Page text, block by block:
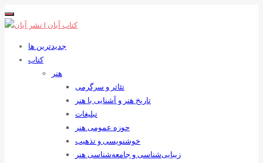
جدیدترین ها
کتاب
هنر
تئاتر و سرگرمی
تاریخ هنر و آشنایی با هنر
تبلیغات
حوزه عمومی هنر
خوشنویسی و تذهیب
زیبایی‌شناسی و جامعه‌شناسی هنر